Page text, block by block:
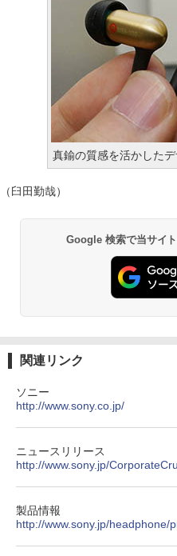
真鍮の質感を活かした
（臼田勤哉）
Google 検索で当サイ
関連リンク
ソニー
http://www.sony.co.jp/
ニュースリリース
http://www.sony.jp/
製品情報
http://www.sony.jp/headphone/